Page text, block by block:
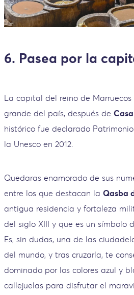
6. Pasea por la
La capital del reino de
grande del país, después de
histórico fue declarado
la Unesco en 2012.
Quedaras enamorado de sus
entre los que destacan la Qasba
antigua residencia y fortaleza
del siglo XIII y que es un símbolo
Es, sin dudas, una de las
del mundo, y tras cruzarla, te
dominado por los colores azul y
callejuelas para disfrutar el